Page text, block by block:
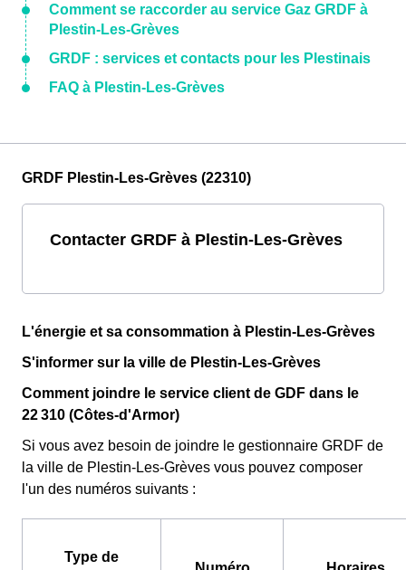
Comment se raccorder au service Gaz GRDF à
Plestin-Les-Grèves
GRDF : services et contacts pour les Plestinais
FAQ à Plestin-Les-Grèves
GRDF Plestin-Les-Grèves (22310)
Contacter GRDF à Plestin-Les-Grèves
L'énergie et sa consommation à Plestin-Les-Grèves
S'informer sur la ville de Plestin-Les-Grèves
Comment joindre le service client de GDF dans le
22 310 (Côtes-d'Armor)
Si vous avez besoin de joindre le gestionnaire GRDF de
la ville de Plestin-Les-Grèves vous pouvez composer
l'un des numéros suivants :
Type de